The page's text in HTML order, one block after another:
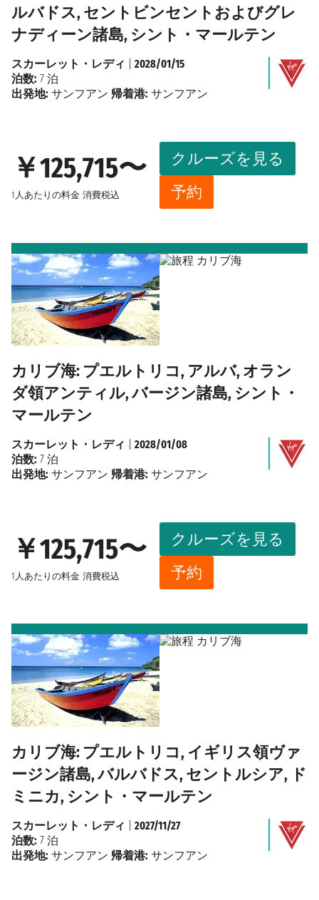
ルバドス, セントビンセントおよびグレ
ナディーン諸島, シント・マールテン
￥125,715〜
1人あたりの料金 消費税込
クルーズを見る
予約
スカーレット・レディ
2028/01/15
泊数: 7 泊
出発地: サンフアン 帰着港: サンフアン
カリブ海: プエルトリコ, アルバ, オラン
ダ領アンティル, バージン諸島, シント・
マールテン
￥125,715〜
1人あたりの料金 消費税込
クルーズを見る
予約
スカーレット・レディ
2028/01/08
泊数: 7 泊
出発地: サンフアン 帰着港: サンフアン
カリブ海: プエルトリコ, イギリス領ヴァ
ージン諸島, バルバドス, セントルシア, ド
ミニカ, シント・マールテン
スカーレット・レディ
2027/11/27
泊数: 7 泊
出発地: サンフアン 帰着港: サンフアン